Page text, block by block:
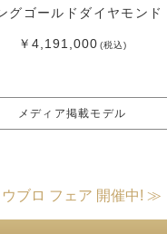
グゴールドダイヤモンド
￥4,191,000(税込)
メディア掲載モデル
ブロ フェア 開催中! ≫